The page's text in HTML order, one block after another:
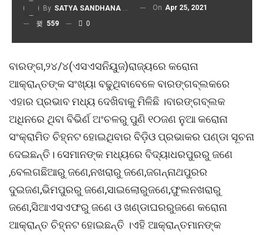
By SATYA SANDHANA DESK On Apr 25, 2021
559
0
ବାରଙ୍ଗ,୨୪/୪(ଏସଏସନିୟୁଜ)ରାଜ୍ୟରେ କରୋନା
ଆକ୍ରାନ୍ତଙ୍କ ସଂଖ୍ୟା ବଢୁଥିବାବେଳେ ବାରଙ୍ଗବ୍ଲକରେ
ଏହାର ପ୍ରଭାବ ମଧ୍ୟ ଦେଖିବାକୁ ମିଳିଛି ।ବାରଙ୍ଗବ୍ଲକ
ଅଧିନରେ ଥିବା ବିଭିର୍ଣ ଅଂଚଳରୁ ପୁଣି ୧୦ଜଣ ନୁଆ କରୋନା
ସଂକ୍ରାମିତ ଚିହ୍ନଟ ହୋଇଥିବାର ବିଡ଼ିଓ ପ୍ରଭାକର ପଣ୍ଡା ସୂଚନା
ଦେଇଛନ୍ତି। ସେମାନଙ୍କ ମଧ୍ୟରେ ବିଦ୍ୟାଧରପୁରରୁ ଜଣେ
,ବେଲଗଛିଆରୁ ଜଣେ,ନଖରାରୁ ଜଣେ,ଜଗନ୍ନାଥପୁରର
ଦୁଇଜଣ,ଭିମପୁରରୁ ଜଣେ,ସାଇଲୋରୁଜଣେ,ଫୁଲନଖରାରୁ
ଜଣେ,ସିଆଏସଏଫରୁ ଜଣେ ଓ ଖଣ୍ଡାଘରରୁଜଣେ କରୋନା
ଆକ୍ରାନ୍ତ ଚିହ୍ନଟ ହୋଇଛନ୍ତି ।ଏହି ଆକ୍ରାନ୍ତମାନଙ୍କ